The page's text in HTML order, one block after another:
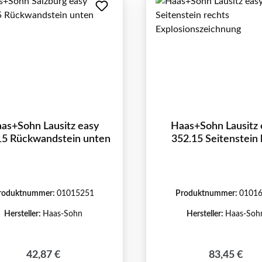
Lausitz easy
Rückwandstein unten
01015251
Hersteller: Haas-Sohn
Regulärer Preis:
42,87 €
Haas+Sohn Lausitz
352.15 Seitenstein
Produktnummer:
Hersteller: Haas-
Regulärer
83,45 €